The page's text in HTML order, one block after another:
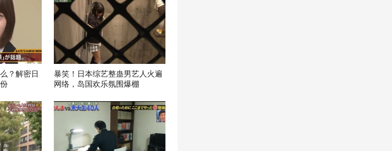
？解密日
暴笑！日本综艺整蛊男艺人火遍
网络，岛国欢乐氛围爆棚